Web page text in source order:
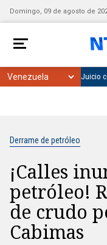
Domingo, 09 de agosto de
Juicio
Derrame de petróleo
¡Calles
petróleo!
de crudo
Cabimas